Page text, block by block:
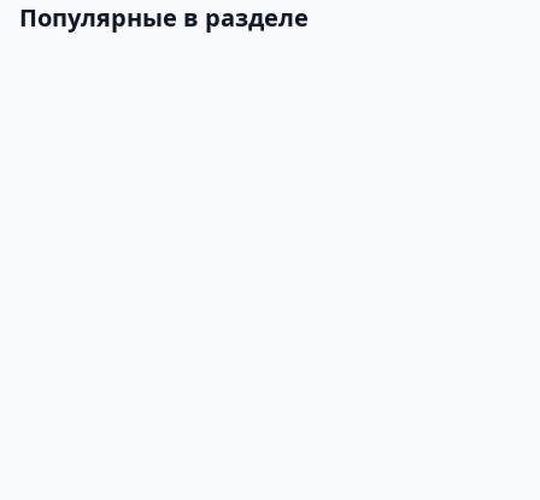
Популярные в разделе